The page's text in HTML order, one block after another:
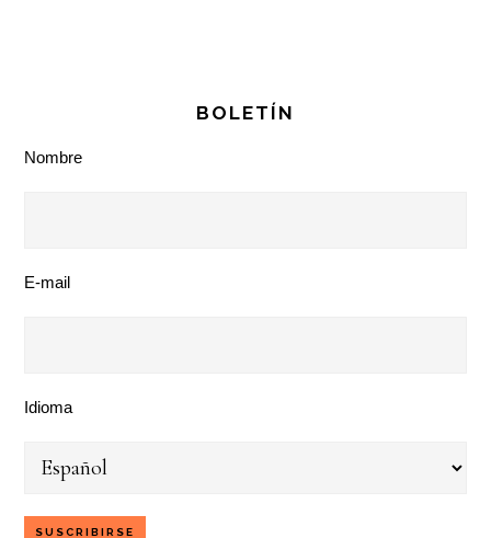
BOLETÍN
Nombre
E-mail
Idioma